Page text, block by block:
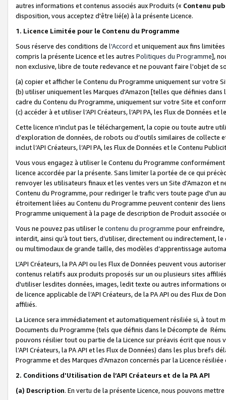
autres informations et contenus associés aux Produits (« Contenu
disposition, vous acceptez d'être lié(e) à la présente Licence.
1. Licence Limitée pour le Contenu du Programme
Sous réserve des conditions de l'Accord et uniquement aux fins
compris la présente Licence et les autres Politiques du Programme],
non exclusive, libre de toute redevance et ne pouvant faire l'objet de
(a) copier et afficher le Contenu du Programme uniquement sur votre
(b) utiliser uniquement les Marques d'Amazon [telles que définies dans
cadre du Contenu du Programme, uniquement sur votre Site et
(c) accéder à et utiliser l’API Créateurs, l’API PA, les Flux de Données
Cette licence n'inclut pas le téléchargement, la copie ou toute autre
d’exploration de données, de robots ou d’outils similaires de
inclut l’API Créateurs, l’API PA, les Flux de Données et le Contenu
Vous vous engagez à utiliser le Contenu du Programme
licence accordée par la présente. Sans limiter la portée de ce qui
renvoyer les utilisateurs finaux et les ventes vers un Site d'Amazon et
Contenu du Programme, pour rediriger le trafic vers toute page d'un
étroitement liées au Contenu du Programme peuvent contenir des
Programme uniquement à la page de description de Produit associée
Vous ne pouvez pas utiliser le contenu du programme pour
interdit, ainsi qu’à tout tiers, d’utiliser, directement ou indirectement,
ou multimodaux de grande taille, des modèles d’apprentissage
L’API Créateurs, la PA API ou les Flux de Données peuvent vous
contenus relatifs aux produits proposés sur un ou plusieurs sites
d'utiliser lesdites données, images, ledit texte ou autres informations
de licence applicable de l’API Créateurs, de la PA API ou des Flux de
affiliés.
La Licence sera immédiatement et automatiquement résiliée si, à
Documents du Programme (tels que définis dans le Décompte de
pouvons résilier tout ou partie de la Licence sur préavis écrit que
l’API Créateurs, la PA API et les Flux de Données) dans les plus
Programme et des Marques d'Amazon concernés par la Licence
2. Conditions d'Utilisation de l’API Créateurs et de la PA API
(a) Description. En vertu de la présente Licence, nous pouvons